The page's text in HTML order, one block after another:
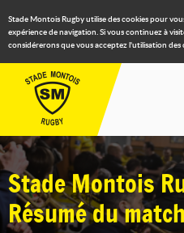
Stade Montois Rugby utilise des cookies pour
expérience de navigation. Si vous continuez à
considérerons que vous acceptez l'utilisation des
Stade Montois
Résumé du match